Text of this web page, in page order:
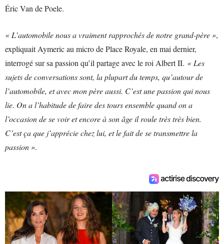
Éric Van de Poele.
« L’automobile nous a vraiment rapprochés de notre grand-père »,
expliquait Aymeric au micro de Place Royale, en mai dernier,
interrogé sur sa passion qu’il partage avec le roi Albert II. « Les
sujets de conversations sont, la plupart du temps, qu’autour de
l’automobile, et avec mon père aussi. C’est une passion qui nous
lie. On a l’habitude de faire des tours ensemble quand on a
l’occasion de se voir et encore à son âge il roule très très bien.
C’est ça que j’apprécie chez lui, et le fait de se transmettre la
passion ».